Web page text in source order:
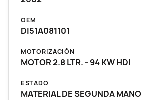
OEM
DI51A081101
MOTORIZACIÓN
MOTOR 2.8 LTR. - 94 KW HDI
ESTADO
MATERIAL DE SEGUNDA MANO